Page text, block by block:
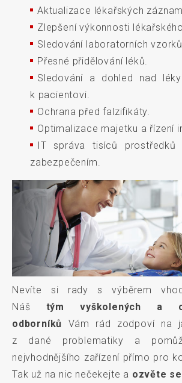
Aktualizace lékařských
Zlepšení výkonnosti
Sledování laboratorních
Přesné přidělování léků.
Sledování a dohled nad
k pacientovi.
Ochrana před falzifikáty.
Optimalizace majetku a řízení
IT správa tisíců prostředků
zabezpečením.
Nevíte si rady s výběrem
Náš tým vyškolených a
odborníků
Vám rád zodpoví na
z dané problematiky a
nejvhodnějšího zařízení přímo pro
Tak už na nic nečekejte a ozvěte